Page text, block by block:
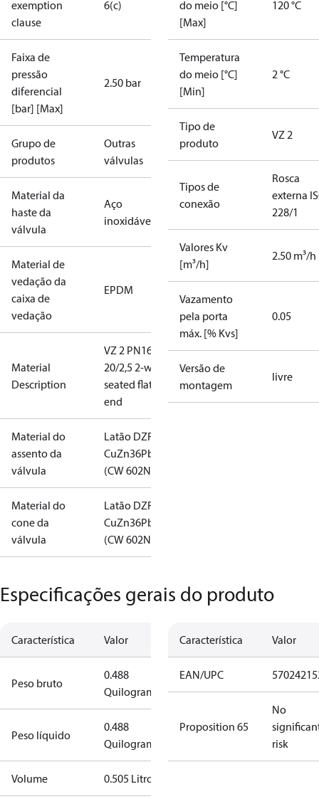
exemption
clause
6(c)
Faixa de
pressão
diferencial
[bar] [Max]
2.50 bar
Grupo de
produtos
Outras
válvulas
Material da
haste da
válvula
Aço
inoxidável
Material de
vedação da
caixa de
vedação
EPDM
Material
Description
VZ 2 PN16
20/2,5 2-way
seated flat
end
Material do
assento da
válvula
Latão DZR
CuZn36Pb2AS
(CW 602N)
Material do
cone da
válvula
Latão DZR
CuZn36Pb2AS
(CW 602N)
do meio [°C]
[Max]
120 °C
Temperatura
do meio [°C]
[Min]
2 °C
Tipo de
produto
VZ 2
Tipos de
conexão
Rosca
externa
228/1
Valores Kv
[m³/h]
2.50 m³/h
Vazamento
pela porta
máx. [% Kvs]
0.05
Versão de
montagem
livre
Especificações gerais do produto
Característica Valor
Peso bruto
0.488
Quilograma
Peso líquido
0.488
Quilograma
Volume 0.505 Litro
Característica Valor
EAN/UPC
Proposition 65
No
risk